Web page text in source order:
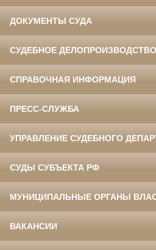
ДОКУМЕНТЫ СУДА
СУДЕБНОЕ ДЕЛОПРОИЗВОДСТВО
СПРАВОЧНАЯ ИНФОРМАЦИЯ
ПРЕСС-СЛУЖБА
УПРАВЛЕНИЕ СУДЕБНОГО
СУДЫ СУБЪЕКТА РФ
МУНИЦИПАЛЬНЫЕ ОРГАНЫ
ВАКАНСИИ